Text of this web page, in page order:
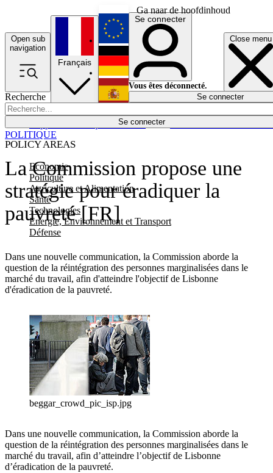
Ga naar de hoofdinhoud
Open sub
navigation
Close menu
Recherche
Se connecter
POLICY AREAS
Economie
Politique
Agriculture et Alimentation
Santé
Technologies
Energie, Environnement et Transport
Défense
Économie
Français
English
Deutsch
Español
Se connecter
Vous êtes déconnecté.
Se connecter
La Commission propose une
stratégie pour éradiquer la
pauvreté [FR]
Dans une nouvelle communication, la Commission aborde la
question de la réintégration des personnes marginalisées dans le
marché du travail, afin d'atteindre l'objectif de Lisbonne
d'éradication de la pauvreté.
POLITIQUE
beggar_crowd_pic_isp.jpg
Dans une nouvelle communication, la Commission aborde la
question de la réintégration des personnes marginalisées dans le
marché du travail, afin d’atteindre l’objectif de Lisbonne
d’éradication de la pauvreté.